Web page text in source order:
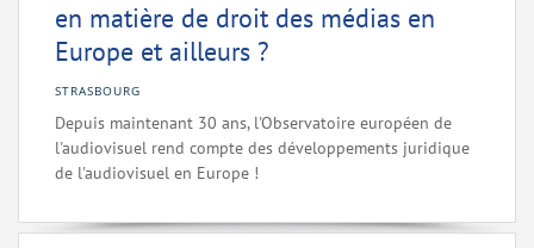
en matière de droit des médias en
Europe et ailleurs ?
STRASBOURG
Depuis maintenant 30 ans, l'Observatoire européen de
l'audiovisuel rend compte des développements juridique
de l'audiovisuel en Europe !